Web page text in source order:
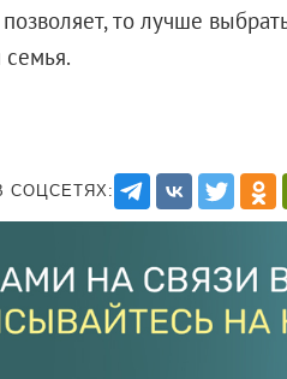
позволяет, то лучше
семья.
СОЦСЕТЯХ: